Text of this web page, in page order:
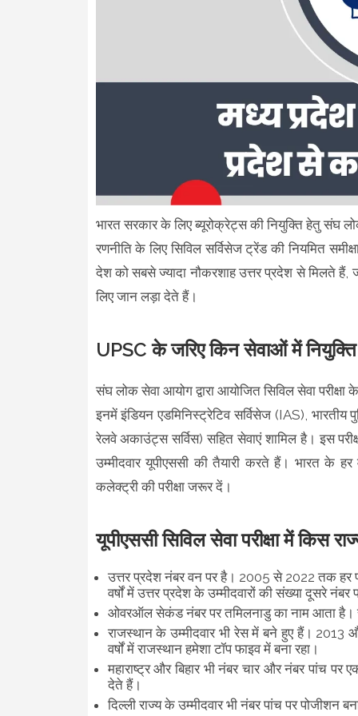
भारत सरकार के लिए ब्यूरोक्रेट्स की नियुक्ति हेतु संघ
रणनीति के लिए सिविल सर्विसेज ट्रेंड की नियमित
देश को सबसे ज्यादा नौकरशाह उत्तर प्रदेश से मिलते हैं,
लिए जान लड़ा देते हैं।
UPSC के जरिए किन सेवाओं में नियुक्ति
संघ लोक सेवा आयोग द्वारा आयोजित सिविल सेवा
इनमें इंडियन एडमिनिस्ट्रेटिव सर्विसेज (IAS),
रेलवे अकाउंट्स सर्विस) सहित सेवाएं शामिल है। इस
उम्मीदवार यूपीएससी की तैयारी करते हैं। भारत के
कलेक्ट्री की परीक्षा जरूर दें।
यूपीएससी सिविल सेवा परीक्षा में किस
उत्तर प्रदेश नंबर वन पर है। 2005 से 2022 तक हर
वर्षों में उत्तर प्रदेश के उम्मीदवारों की संख्या दूसरे नंबर
ओवरऑल सेकंड नंबर पर तमिलनाडु का नाम आता है।
राजस्थान के उम्मीदवार भी रेस में बने हुए हैं। 2013
वर्षों में राजस्थान हमेशा टॉप फाइव में बना रहा।
महाराष्ट्र और बिहार भी नंबर चार और नंबर पांच
देते हैं।
दिल्ली राज्य के उम्मीदवार भी नंबर पांच पर पोजीशन